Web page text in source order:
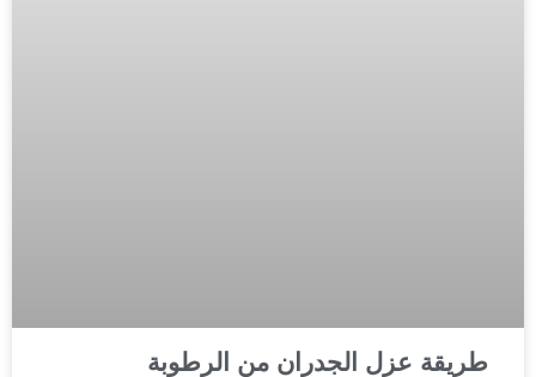
طريقة عزل الجدران من الرطوبة